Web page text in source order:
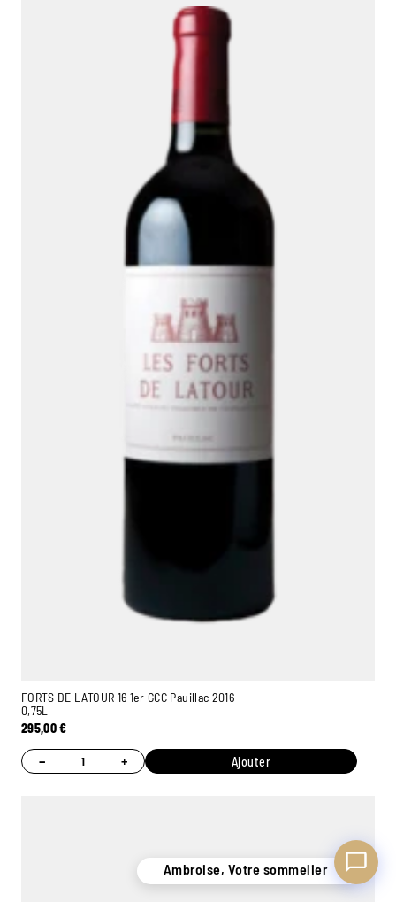
FORTS DE LATOUR 16 1er GCC Pauillac 2016
0,75L
295,00€
− + Ajouter
Ambroise, Votre sommelier
Ambroise, Votre sommelier